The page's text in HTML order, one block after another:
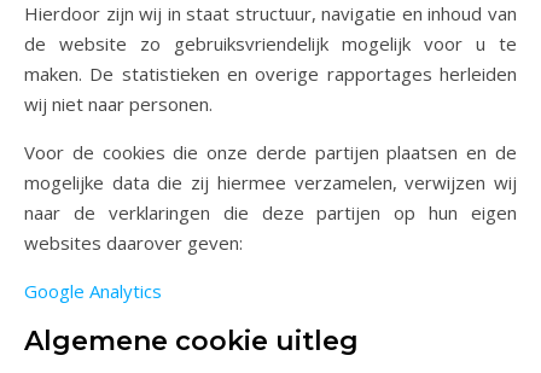
Hierdoor zijn wij in staat structuur, navigatie en inhoud van
de website zo gebruiksvriendelijk mogelijk voor u te
maken. De statistieken en overige rapportages herleiden
wij niet naar personen.
Voor de cookies die onze derde partijen plaatsen en de
mogelijke data die zij hiermee verzamelen, verwijzen wij
naar de verklaringen die deze partijen op hun eigen
websites daarover geven:
Google Analytics
Algemene cookie uitleg